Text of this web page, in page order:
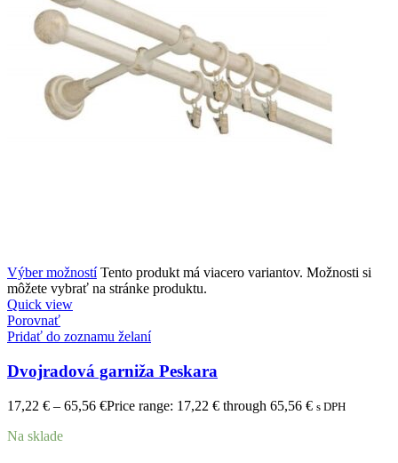
Výber možností Tento produkt má viacero variantov. Možnosti si
môžete vybrať na stránke produktu.
Quick view
Porovnať
Pridať do zoznamu želaní
Dvojradová garniža Peskara
17,22 € – 65,56 €Price range: 17,22 € through 65,56 € s DPH
Na sklade